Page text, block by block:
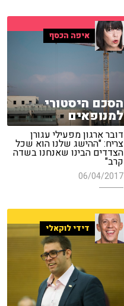
איפה הכסף
הסכם היסטורי
למנופאים
דובר ארגון מפעילי עגורן
צריח: "ההישג שלנו הוא שכל
הצדדים הבינו שאנחנו בשדה
קרב"
06/04/2017
דידי לוקאלי